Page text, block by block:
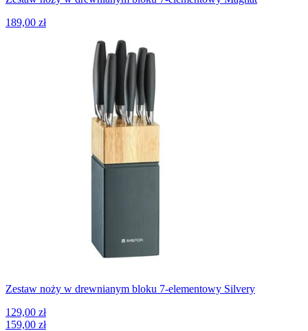
189,00 zł
Zestaw noży w drewnianym bloku 7-elementowy Silvery
129,00 zł
159,00 zł